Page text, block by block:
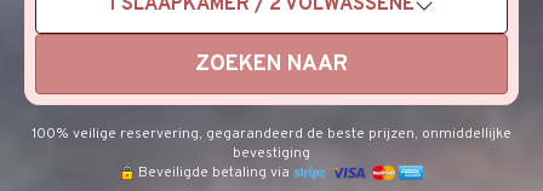
1 SLAAPKAMER / 2 VOLWASSENE
ZOEKEN NAAR
100% veilige reservering, gegarandeerd de beste prijzen, onmiddellijke
bevestiging
Beveiligde betaling via